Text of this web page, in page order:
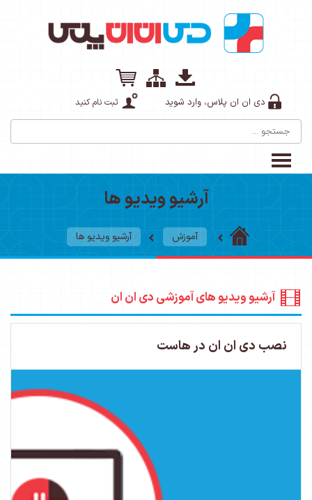
دی ان ان پلاس، وارد شوید ثبت نام کنید
آرشیو ویدیو ها
آموزش آرشیو ویدیو ها
آرشیو ویدیو های آموزشی دی ان ان
نصب دی ان ان در هاست